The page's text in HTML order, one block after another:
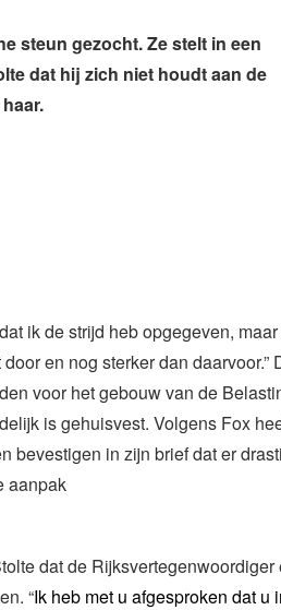
steun gezocht. Ze stelt in een
dat hij zich niet houdt aan de
ik de strijd heb opgegeven,
en nog sterker dan daarvoor.”
voor het gebouw van de
is gehuisvest. Volgens Fox
bevestigen in zijn brief dat er
aanpak
dat de
“Ik heb met u afgesproken dat u